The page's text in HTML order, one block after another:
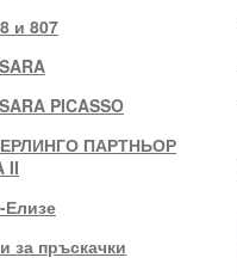
и 807
PICASSO
ПАРТНЬОР
II
Елизе
за пръскачки